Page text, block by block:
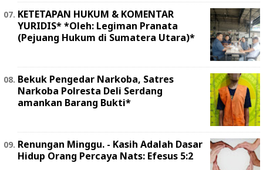
KETETAPAN HUKUM & KOMENTAR
YURIDIS* *Oleh: Legiman Pranata
(Pejuang Hukum di Sumatera Utara)*
Bekuk Pengedar Narkoba, Satres
Narkoba Polresta Deli Serdang
amankan Barang Bukti*
Renungan Minggu. - Kasih Adalah Dasar
Hidup Orang Percaya Nats: Efesus 5:2